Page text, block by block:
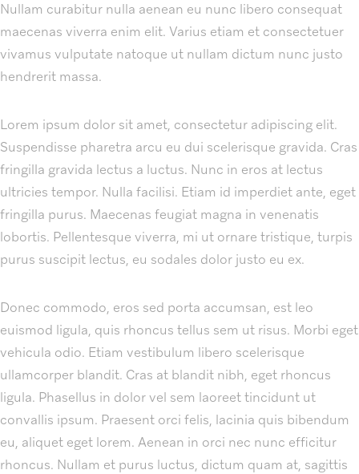
Nullam curabitur nulla aenean eu nunc libero consequat
maecenas viverra enim elit. Varius etiam et consectetuer
vivamus vulputate natoque ut nullam dictum nunc justo
hendrerit massa.
Lorem ipsum dolor sit amet, consectetur adipiscing elit.
Suspendisse pharetra arcu eu dui scelerisque gravida. Cras
fringilla gravida lectus a luctus. Nunc in eros at lectus
ultricies tempor. Nulla facilisi. Etiam id imperdiet ante, eget
fringilla purus. Maecenas feugiat magna in venenatis
lobortis. Pellentesque viverra, mi ut ornare tristique, turpis
purus suscipit lectus, eu sodales dolor justo eu ex.
Donec commodo, eros sed porta accumsan, est leo
euismod ligula, quis rhoncus tellus sem ut risus. Morbi eget
vehicula odio. Etiam vestibulum libero scelerisque
ullamcorper blandit. Cras at blandit nibh, eget rhoncus
ligula. Phasellus in dolor vel sem laoreet tincidunt ut
convallis ipsum. Praesent orci felis, lacinia quis bibendum
eu, aliquet eget lorem. Aenean in orci nec nunc efficitur
rhoncus. Nullam et purus luctus, dictum quam at, sagittis